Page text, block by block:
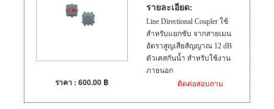
รายละเอียด:
Line Directional Coupler ใช้
สำหรับแยกซับ จากสายเมน
อัตราสูญเสียสัญญาณ 12 dB
ตัวเคสกันน้ำ สำหรับใช้งาน
ภายนอก
ราคา : 600.00 ฿ ติดต่อสอบถาม